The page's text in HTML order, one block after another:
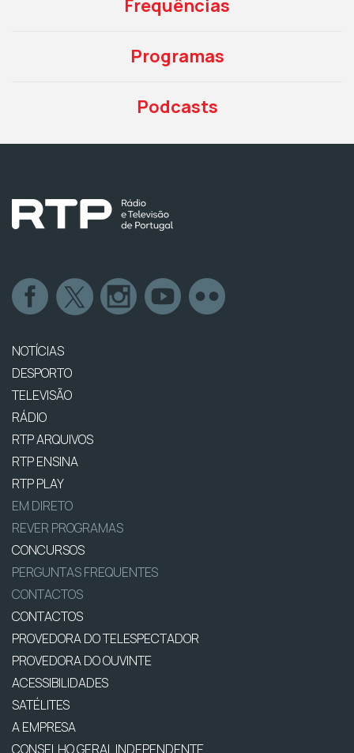
Frequências
Programas
Podcasts
NOTÍCIAS
DESPORTO
TELEVISÃO
RÁDIO
RTP ARQUIVOS
RTP ENSINA
RTP PLAY
EM DIRETO
REVER PROGRAMAS
CONCURSOS
PERGUNTAS FREQUENTES
CONTACTOS
CONTACTOS
PROVEDORA DO TELESPECTADOR
PROVEDORA DO OUVINTE
ACESSIBILIDADES
SATÉLITES
A EMPRESA
CONSELHO GERAL INDEPENDENTE